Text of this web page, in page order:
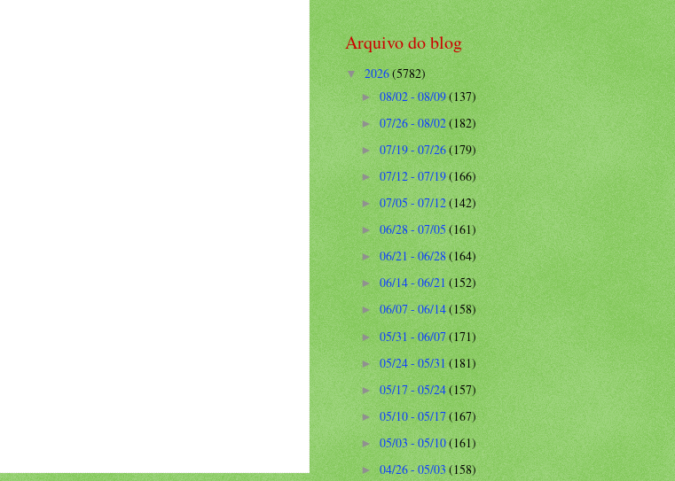
Arquivo do blog
▼2026(5782)
►08/02 - 08/09(137)
►07/26 - 08/02(182)
►07/19 - 07/26(179)
►07/12 - 07/19(166)
►07/05 - 07/12(142)
►06/28 - 07/05(161)
►06/21 - 06/28(164)
►06/14 - 06/21(152)
►06/07 - 06/14(158)
►05/31 - 06/07(171)
►05/24 - 05/31(181)
►05/17 - 05/24(157)
►05/10 - 05/17(167)
►05/03 - 05/10(161)
►04/26 - 05/03(158)